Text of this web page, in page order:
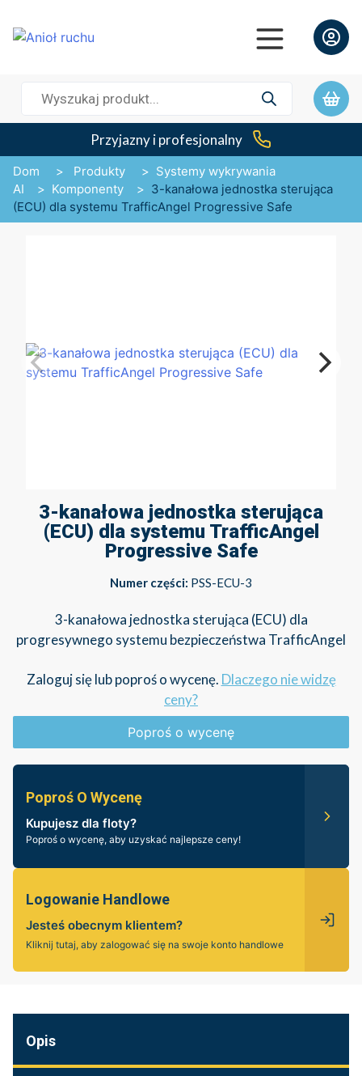
Wyszukiwarka
produktów
Przyjazny i profesjonalny
Dom > Produkty > Systemy wykrywania
AI
> Komponenty > 3-kanałowa jednostka sterująca
(ECU) dla systemu TrafficAngel Progressive Safe
3-kanałowa jednostka sterująca
(ECU) dla systemu TrafficAngel
Progressive Safe
Numer części: PSS-ECU-3
3-kanałowa jednostka sterująca (ECU) dla
progresywnego systemu bezpieczeństwa TrafficAngel
Zaloguj się lub poproś o wycenę. Dlaczego nie widzę
ceny?
Poproś o wycenę
Poproś O Wycenę
Kupujesz dla floty?
Poproś o wycenę, aby uzyskać najlepsze ceny!
Logowanie Handlowe
Jesteś obecnym klientem?
Kliknij tutaj, aby zalogować się na swoje konto handlowe
Opis